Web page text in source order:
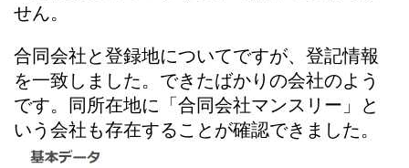
せん。
合同会社と登録地についてですが、登記情報
を一致しました。できたばかりの会社のよう
です。同所在地に「合同会社マンスリー」と
いう会社も存在することが確認できました。